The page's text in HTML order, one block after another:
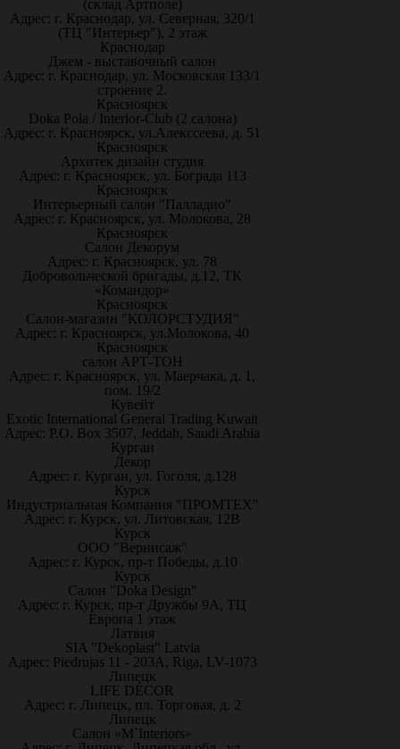
(склад Артполе)
Адрес: г. Краснодар, ул. Северная, 320/1
(ТЦ "Интерьер"), 2 этаж
Краснодар
Джем - выставочный салон
Адрес: г. Краснодар, ул. Московская 133/1
строение 2.
Красноярск
Doka Pola / Interior-Club (2 салона)
Адрес: г. Красноярск, ул.Алекссеева, д. 51
Красноярск
Архитек дизайн студия
Адрес: г. Красноярск, ул. Бограда 113
Красноярск
Интерьерный салон "Палладио"
Адрес: г. Красноярск, ул. Молокова, 28
Красноярск
Салон Декорум
Адрес: г. Красноярск, ул. 78
Добровольческой бригады, д.12, ТК
«Командор»
Красноярск
Салон-магазин "КОЛОРСТУДИЯ"
Адрес: г. Красноярск, ул.Молокова, 40
Красноярск
салон АРТ-ТОН
Адрес: г. Красноярск, ул. Маерчака, д. 1,
пом. 19/2
Кувейт
Exotic International General Trading Kuwait
Адрес: P.O. Box 3507, Jeddah, Saudi Arabia
Курган
Декор
Адрес: г. Курган, ул. Гоголя, д.128
Курск
Индустриальная Компания "ПРОМТЕХ"
Адрес: г. Курск, ул. Литовская, 12В
Курск
ООО "Вернисаж"
Адрес: г. Курск, пр-т Победы, д.10
Курск
Салон "Doka Design"
Адрес: г. Курск, пр-т Дружбы 9А, ТЦ
Европа 1 этаж
Латвия
SIA "Dekoplast" Latvia
Адрес: Piedrujas 11 - 203A, Riga, LV-1073
Липецк
LIFE DÉCOR
Адрес: г. Липецк, пл. Торговая, д. 2
Липецк
Салон «M`Interiors»